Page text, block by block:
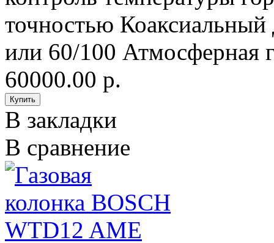
точностью
или 60/100 Атмосферная
60000.00 р.
В закладки
В сравнение